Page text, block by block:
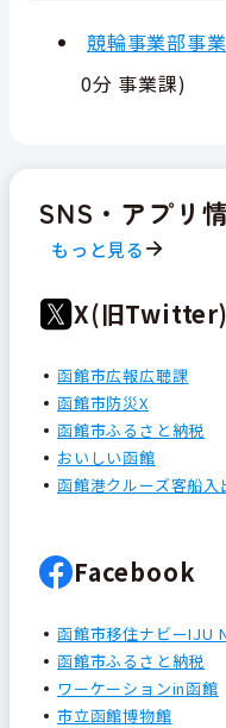
競輪事業部事
0分 事業課)
SNS・アプリ
もっと見る
X(旧Twitter)
函館市広報広聴課
函館市防災X
函館市ふるさと納税
おいしい函館
函館港クルーズ客船入
Facebook
函館市移住ナビーIJU
函館市ふるさと納税
ワーケーションin函館
市立函館博物館